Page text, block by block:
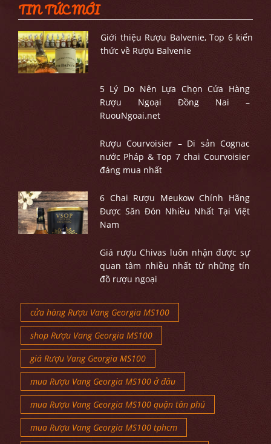
TIN TỨC MỚI
Giới thiệu Rượu Balvenie, Top 6 kiến
thức về Rượu Balvenie
5 Lý Do Nên Lựa Chọn Cửa Hàng
Rượu Ngoại Đồng Nai –
RuouNgoai.net
Rượu Courvoisier – Di sản Cognac
nước Pháp & Top 7 chai Courvoisier
đáng mua nhất
6 Chai Rượu Meukow Chính Hãng
Được Săn Đón Nhiều Nhất Tại Việt
Nam
Giá rượu Chivas luôn nhận được sự
quan tâm nhiều nhất từ những tín
đồ rượu ngoại
cửa hàng Rượu Vang Georgia MS100
shop Rượu Vang Georgia MS100
giá Rượu Vang Georgia MS100
mua Rượu Vang Georgia MS100 ở đâu
mua Rượu Vang Georgia MS100 quận tân phú
mua Rượu Vang Georgia MS100 tphcm